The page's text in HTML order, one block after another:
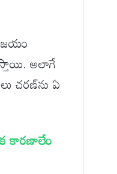
అలాగే
చరణ్‌ను ఏ
కారణాలేం